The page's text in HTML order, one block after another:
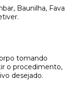
Baunilha, Fava
tomando
o procedimento,
desejado.